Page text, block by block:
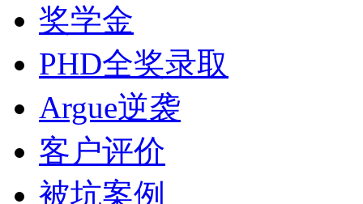
奖学金
PHD全奖录取
Argue逆袭
客户评价
被坑案例